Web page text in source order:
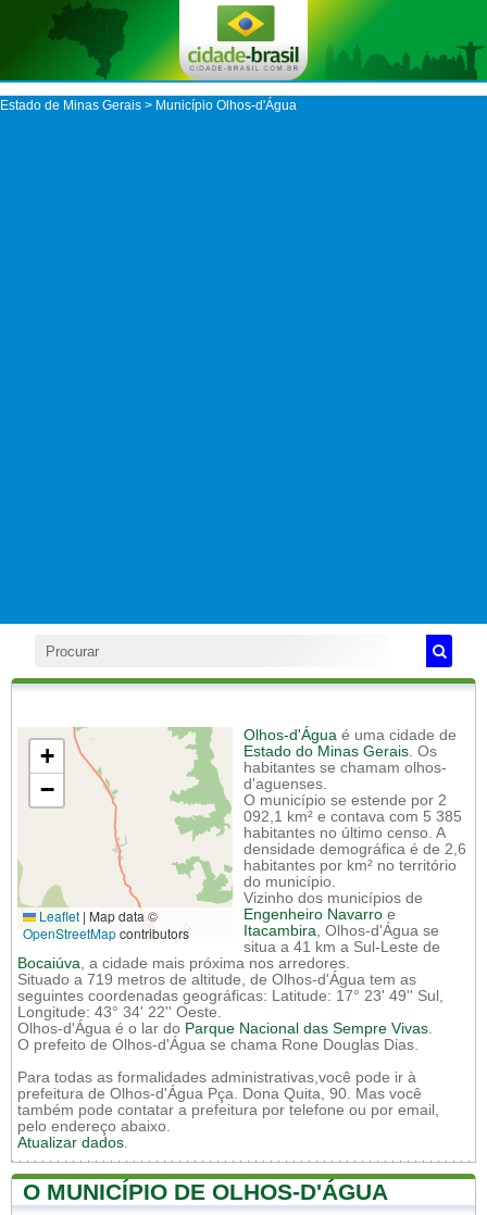
Estado de Minas Gerais > Município Olhos-d'Água
+
−
Leaflet | Map data ©
OpenStreetMapcontributors
Olhos-d'Água é uma cidade de
Estado do Minas Gerais. Os
habitantes se chamam olhos-
d'aguenses.
O município se estende por 2
092,1 km² e contava com 5 385
habitantes no último censo. A
densidade demográfica é de 2,6
habitantes por km² no território
do município.
Vizinho dos municípios de
Engenheiro Navarro e
Itacambira, Olhos-d'Água se
situa a 41 km a Sul-Leste de
Bocaiúva, a cidade mais próxima nos arredores.
Situado a 719 metros de altitude, de Olhos-d'Água tem as
seguintes coordenadas geográficas: Latitude: 17° 23' 49'' Sul,
Longitude: 43° 34' 22'' Oeste.
Olhos-d'Água é o lar do Parque Nacional das Sempre Vivas.
O prefeito de Olhos-d'Água se chama Rone Douglas Dias.
Para todas as formalidades administrativas,você pode ir à
prefeitura de Olhos-d'Água Pça. Dona Quita, 90. Mas você
também pode contatar a prefeitura por telefone ou por email,
pelo endereço abaixo.
Atualizar dados.
O MUNICÍPIO DE OLHOS-D'ÁGUA